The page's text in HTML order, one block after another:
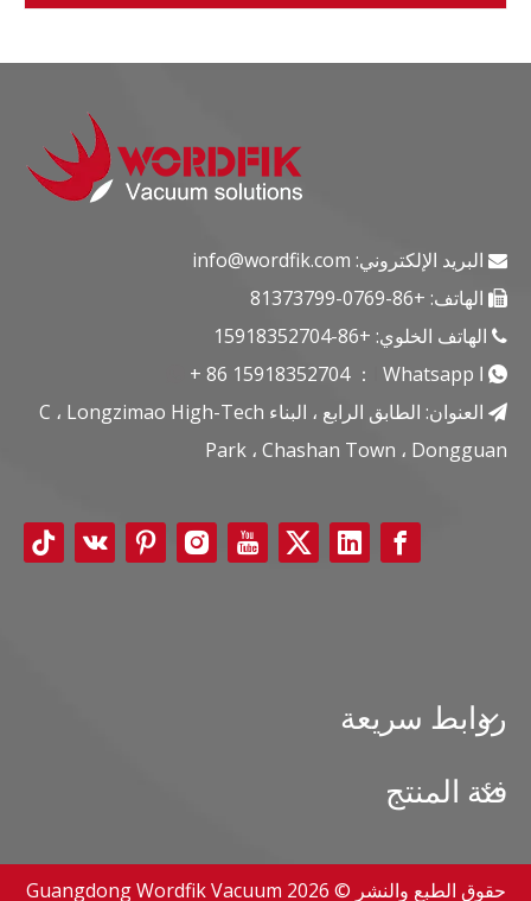
 البريد الإلكتروني: info@wordfik.com
 الهاتف: +86-0769-81373799
 الهاتف الخلوي: +86-15918352704
 ا Whatsapp
：
+ 86 15918352704

العنوان: الطابق الرابع ، البناء C ، Longzimao High-Tech
Park ، Chashan Town ، Dongguan
روابط سريعة
فئة المنتج
حقوق الطبع والنشر © 2026
Guangdong Wordfik Vacuum